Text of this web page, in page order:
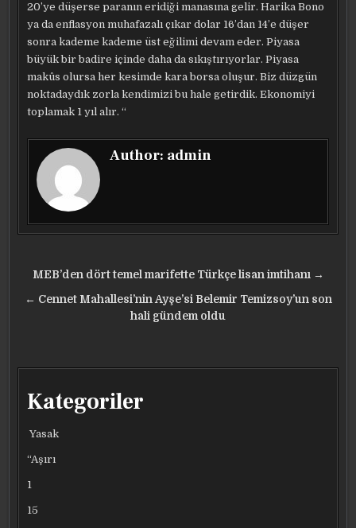
20’ye düşerse paranın eridiği manasına gelir. Harika Bono
ya da enflasyon muhafazalı çıkar dolar 16’dan 14’e düşer
sonra kademe kademe üst eğilimi devam eder. Piyasa
büyük bir badire içinde daha da sıkıştırıyorlar. Piyasa
makûs olursa her kesimde kara borsa oluşur. Biz düzgün
noktadaydık zorla kendimizi bu hale getirdik. Ekonomiyi
toplamak 1 yıl alır. “
Author: admin
Yazı
gezinmesi
MEB’den dört temel marifette Türkçe lisan imtihanı →
← Cennet Mahallesi’nin Ayşe’si Belemir Temizsoy’un son
hali gündem oldu
Kategoriler
Yasak
“Aşırı
1
15